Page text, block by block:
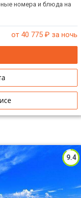
номера и блюда на
от 40 775 ₽ за ночь
9.4